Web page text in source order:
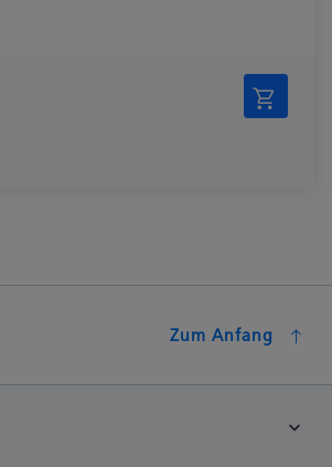
Zum Anfang